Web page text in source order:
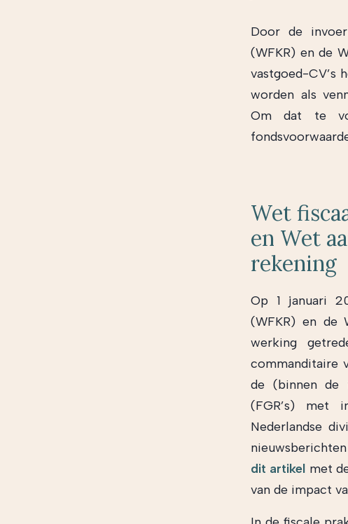
Door de
(WFKR) en de
vastgoed-CV’s
worden als
Om dat te
Wet
en Wet
rekening
Op 1 januari
(WFKR) en de
werking
commanditaire
de (binnen de
(FGR’s) met
Nederlandse
dit artikel met
van de impact